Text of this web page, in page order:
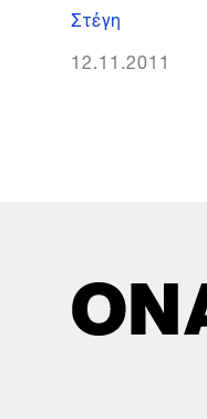
Στέγη
12.11.2011